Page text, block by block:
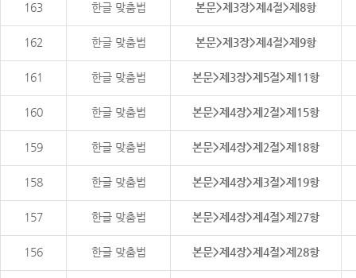
163 한글 맞춤법 본문>제3장>제4절>제8항
162 한글 맞춤법 본문>제3장>제4절>제9항
161 한글 맞춤법 본문>제3장>제5절>제11항
160 한글 맞춤법 본문>제4장>제2절>제15항
159 한글 맞춤법 본문>제4장>제2절>제18항
158 한글 맞춤법 본문>제4장>제3절>제19항
157 한글 맞춤법 본문>제4장>제4절>제27항
156 한글 맞춤법 본문>제4장>제4절>제28항